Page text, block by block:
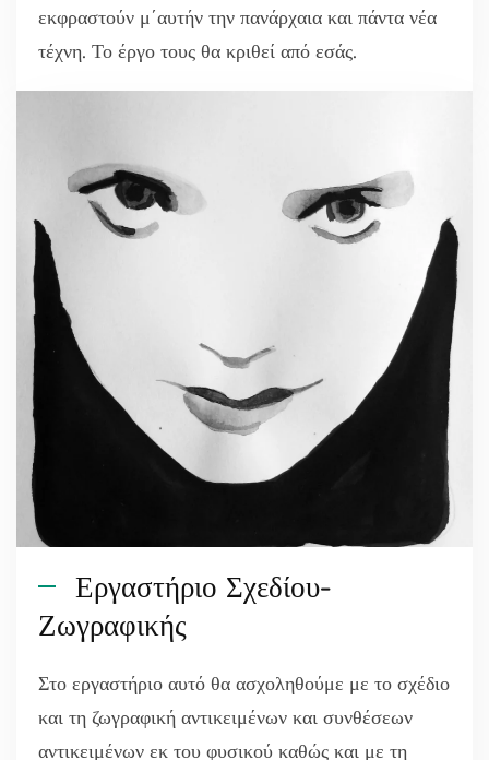
εκφραστούν μ΄αυτήν την πανάρχαια και πάντα νέα
τέχνη. Το έργο τους θα κριθεί από εσάς.
Εργαστήριο Σχεδίου-
Ζωγραφικής
Στο εργαστήριο αυτό θα ασχοληθούμε με το σχέδιο
και τη ζωγραφική αντικειμένων και συνθέσεων
αντικειμένων εκ του φυσικού καθώς και με τη